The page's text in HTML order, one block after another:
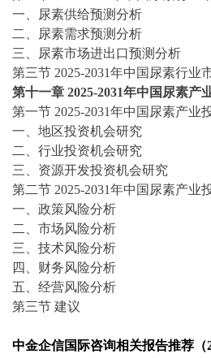
一、
尿素供给预测分析
二、
尿素需求预测分析
三、
尿素市场进出口预测分析
第三节 2025-2031年中国 尿素行业
第十一章 2025-2031年中国 尿素产
第一节 2025-2031年中国 尿素产业
一、地区投资机会研究
二、行业投资机会研究
三、资源开发投资机会研究
第二节 2025-2031年中国 尿素产业
一、政策风险分析
二、市场风险分析
三、技术风险分析
四、财务风险分析
五、经营风险分析
第三节 建议
中金企信国际咨询相关报告推荐（